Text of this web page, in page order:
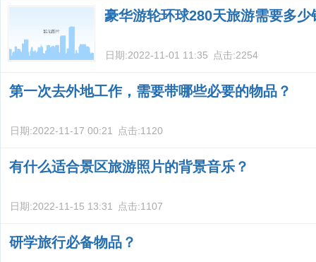
豪华游轮环球280天旅游需要多少
日期:2022-11-01 11:35 点击:2254
第一次去外地工作，需要带哪些必要的物品？
日期:2022-11-17 00:21 点击:1120
有什么适合景区旅游照片的背景音乐？
日期:2022-11-15 13:31 点击:1107
研学旅行必备物品？